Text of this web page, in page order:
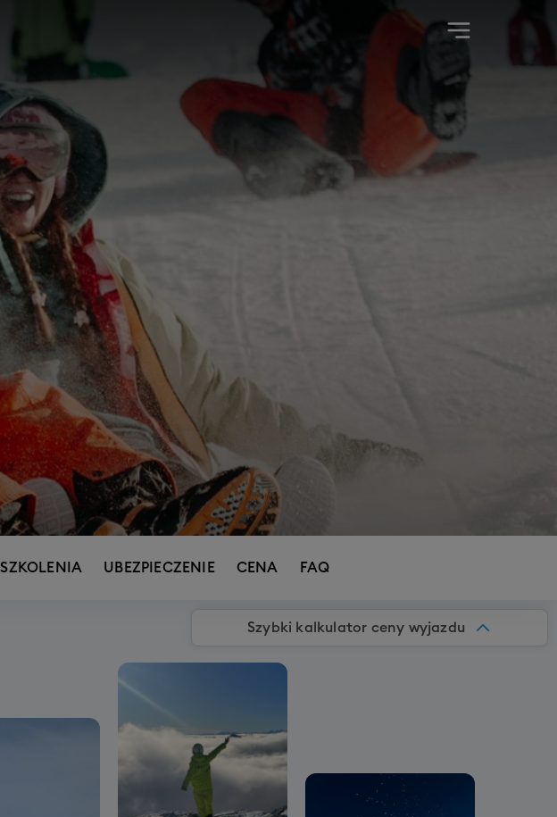
SZKOLENIA UBEZPIECZENIE CENA FAQ
Szybki kalkulator ceny wyjazdu